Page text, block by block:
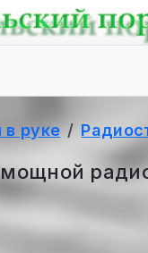
в руке